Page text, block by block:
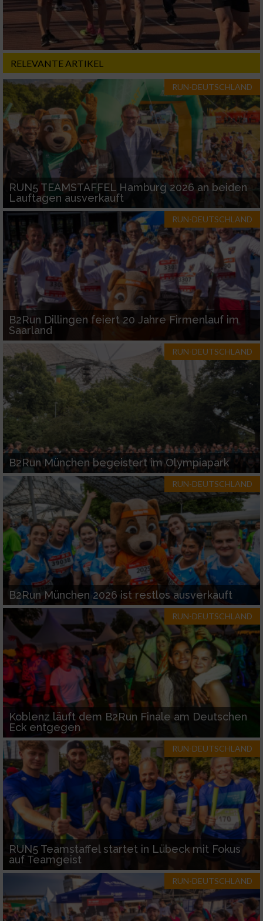
RELEVANTE ARTIKEL
RUN-DEUTSCHLAND
RUN5 TEAMSTAFFEL Hamburg 2026 an beiden
Lauftagen ausverkauft
RUN-DEUTSCHLAND
B2Run Dillingen feiert 20 Jahre Firmenlauf im
Saarland
RUN-DEUTSCHLAND
B2Run München begeistert im Olympiapark
RUN-DEUTSCHLAND
B2Run München 2026 ist restlos ausverkauft
RUN-DEUTSCHLAND
Koblenz läuft dem B2Run Finale am Deutschen
Eck entgegen
RUN-DEUTSCHLAND
RUN5 Teamstaffel startet in Lübeck mit Fokus
auf Teamgeist
RUN-DEUTSCHLAND
Messung der Werbeleistung
Messung der Performance von Inhalten
Analyse von Zielgruppen durch Statistiken
oder Kombinationen von Daten aus
verschiedenen Quellen
Entwicklung und Verbesserung der Angebote
Verwendung reduzierter Daten zur Auswahl
von Inhalten
IAB-Besonderheiten:
Verwendung genauer Standortdaten
Geräte anhand von aktiv angeforderten
Informationen identifizieren
Nicht-IAB-Verarbeitungszwecke:
Notwendig
Performance
Funktional
Werbung